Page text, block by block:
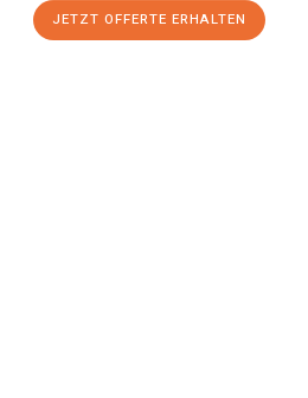
JETZT OFFERTE ERHALTEN